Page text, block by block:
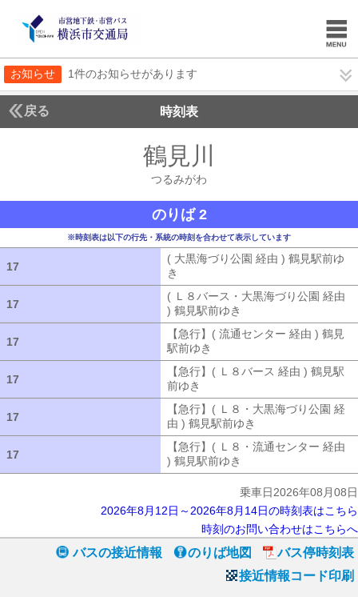
お知らせ 1件のお知らせがあります
戻る 時刻表
鶴見川
つるみがわ
のりば 2
※時刻表は以下の行先・系統の時刻を合わせて表示しています
17
( 大黒海づり公園 経由 ) 鶴見駅前ゆ
き
17
( Ｌ８バース・大黒海づり公園 経由
) 鶴見駅前ゆき
17
【急行】( 流通センター 経由 ) 鶴見
駅前ゆき
17
【急行】( Ｌ８バース 経由 ) 鶴見駅
前ゆき
17
【急行】( Ｌ８・大黒海づり公園 経
由 ) 鶴見駅前ゆき
17
【急行】( Ｌ８・流通センター 経由
) 鶴見駅前ゆき
乗車日2026年08月08日
2026年8月12日～2026年8月14日の時刻表はこちら
時刻のお問い合わせはこちらへ
バスの接近情報 のりば地図
バス停時刻表
接近情報コード印刷